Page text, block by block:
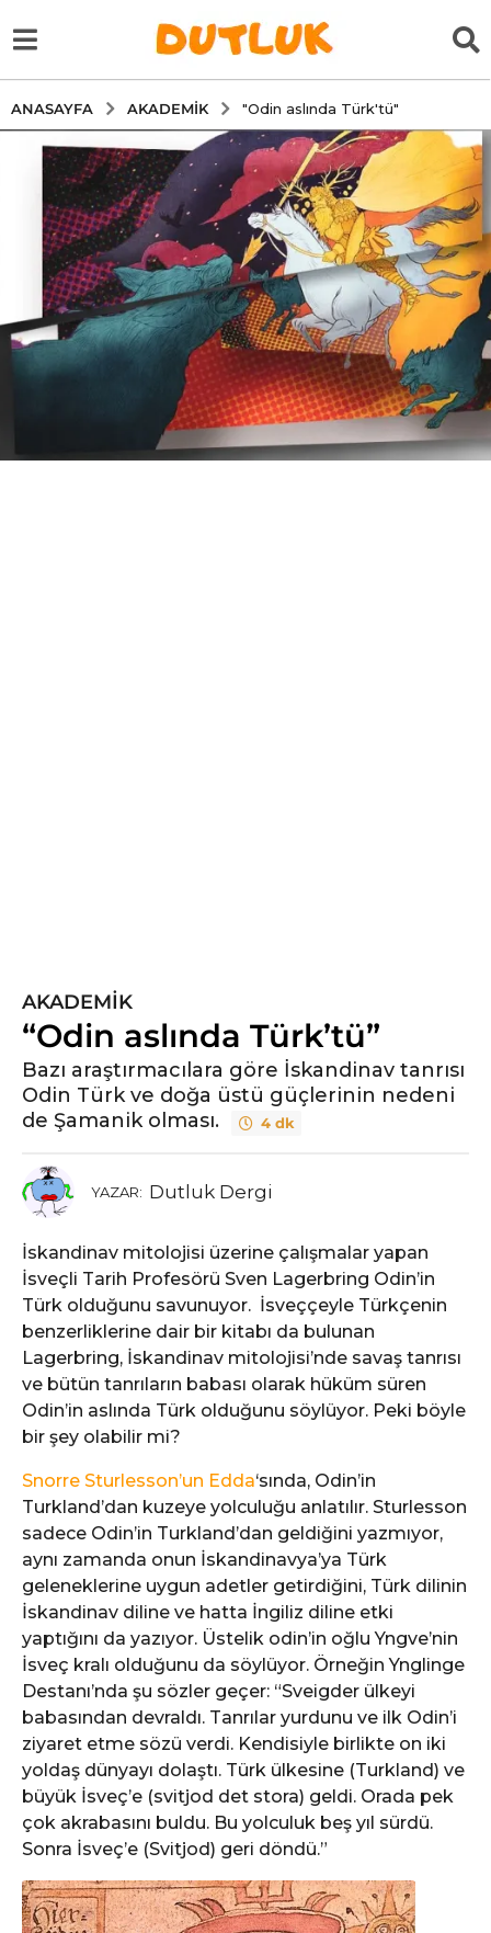
ANASAYFA AKADEMIK "Odin aslında Türk'tü"
AKADEMIK
“Odin aslında Türk’tü”
Bazı araştırmacılara göre İskandinav tanrısı
Odin Türk ve doğa üstü güçlerinin nedeni
de Şamanik olması.
4 dk
YAZAR: Dutluk Dergi
İskandinav mitolojisi üzerine çalışmalar yapan
İsveçli Tarih Profesörü Sven Lagerbring Odin’in
Türk olduğunu savunuyor. İsveççeyle Türkçenin
benzerliklerine dair bir kitabı da bulunan
Lagerbring, İskandinav mitolojisi’nde savaş tanrısı
ve bütün tanrıların babası olarak hüküm süren
Odin’in aslında Türk olduğunu söylüyor. Peki böyle
bir şey olabilir mi?
Snorre Sturlesson’un Edda‘sında, Odin’in
Turkland’dan kuzeye yolculuğu anlatılır. Sturlesson
sadece Odin’in Turkland’dan geldiğini yazmıyor,
aynı zamanda onun İskandinavya’ya Türk
geleneklerine uygun adetler getirdiğini, Türk dilinin
İskandinav diline ve hatta İngiliz diline etki
yaptığını da yazıyor. Üstelik odin’in oğlu Yngve’nin
İsveç kralı olduğunu da söylüyor. Örneğin Ynglinge
Destanı’nda şu sözler geçer: “Sveigder ülkeyi
babasından devraldı. Tanrılar yurdunu ve ilk Odin’i
ziyaret etme sözü verdi. Kendisiyle birlikte on iki
yoldaş dünyayı dolaştı. Türk ülkesine (Turkland) ve
büyük İsveç’e (svitjod det stora) geldi. Orada pek
çok akrabasını buldu. Bu yolculuk beş yıl sürdü.
Sonra İsveç’e (Svitjod) geri döndü.”